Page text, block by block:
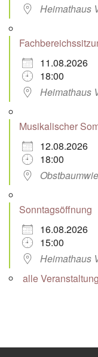
Heimathaus
11.08.2026
18:00
Heimathaus
Musikalischer
12.08.2026
18:00
Sonntagsöffnung
16.08.2026
15:00
Heimathaus
alle